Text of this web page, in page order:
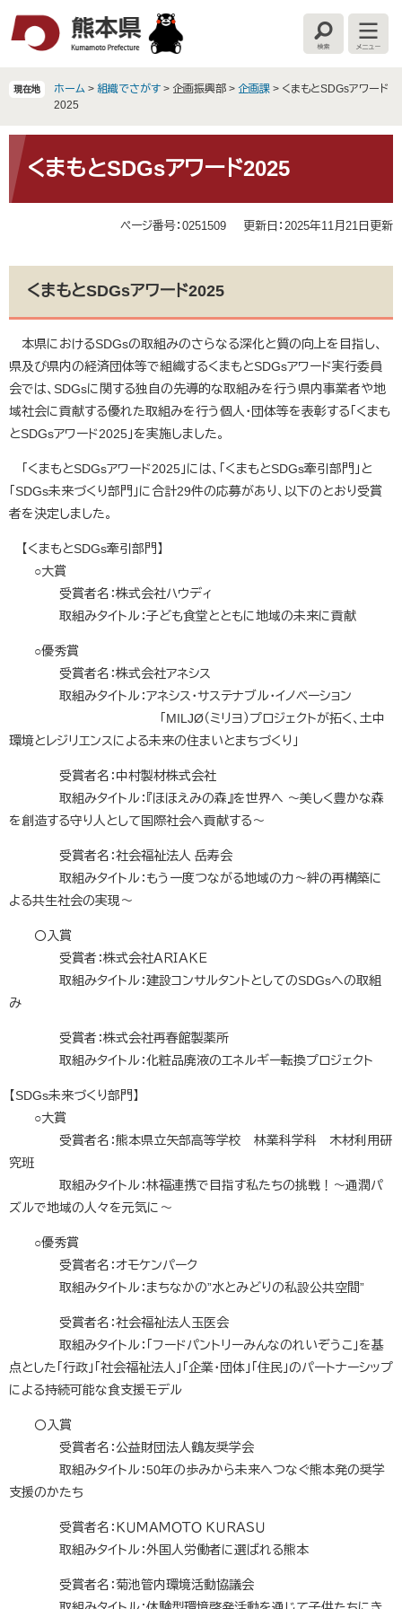
文
検
索
メ
ニ
ー
現在地 ホーム > 組織でさがす > 企画振興部 > 企画課 > くまもとSDGsアワード
2025
文 くまもとSDGsアワード2025
ページ番号：0251509 更新日：2025年11月21日更新
くまもとSDGsアワード2025
​ 本県におけるSDGsの取組みのさらなる深化と質の向上を目指し、
県及び県内の経済団体等で組織するくまもとSDGsアワード実行委員
会では、SDGsに関する独自の先導的な取組みを行う県内事業者や地
域社会に貢献する優れた取組みを行う個人・団体等を表彰する「くまも
とSDGsアワード2025」を実施しました。
「くまもとSDGsアワード2025」には、「くまもとSDGs牽引部門」と
「SDGs未来づくり部門」に合計29件の応募があり、以下のとおり受賞
者を決定しました。
【くまもとSDGs牽引部門】
○大賞
受賞者名：株式会社ハウディ
取組みタイトル：子ども食堂とともに地域の未来に貢献
○優秀賞
受賞者名：株式会社アネシス
取組みタイトル：アネシス・サステナブル・イノベーション
「MILJØ（ミリヨ）プロジェクトが拓く、土中
環境とレジリエンスによる未来の住まいとまちづくり」
受賞者名：中村製材株式会社
取組みタイトル：『ほほえみの森』を世界へ ～美しく豊かな森
を創造する守り人として国際社会へ貢献する～
受賞者名：社会福祉法人 岳寿会
取組みタイトル：もう一度つながる地域の力〜絆の再構築に
よる共生社会の実現〜
〇入賞
受賞者：株式会社ＡＲＩＡＫＥ
取組みタイトル：建設コンサルタントとしてのSDGsへの取組
み
受賞者：株式会社再春館製薬所
​ 取組みタイトル：化粧品廃液のエネルギー転換プロジェクト​
【SDGs未来づくり部門】
○大賞
受賞者名：熊本県立矢部高等学校 林業科学科 木材利用研
究班
取組みタイトル：林福連携で目指す私たちの挑戦！～通潤パ
ズルで地域の人々を元気に～
○優秀賞
受賞者名：オモケンパーク
取組みタイトル：まちなかの”水とみどりの私設公共空間”
受賞者名：社会福祉法人玉医会
取組みタイトル：「フードパントリーみんなのれいぞうこ」を基
点とした「行政」「社会福祉法人」「企業・団体」「住民」のパートナーシップ
による持続可能な食支援モデル
〇入賞
受賞者名：公益財団法人鶴友奨学会
取組みタイトル：50年の歩みから未来へつなぐ熊本発の奨学
支援のかたち
受賞者名：ＫＵＭＡＭＯＴＯ ＫＵＲＡＳＵ
​ 取組みタイトル：外国人労働者に選ばれる熊本
受賞者名：菊池管内環境活動協議会